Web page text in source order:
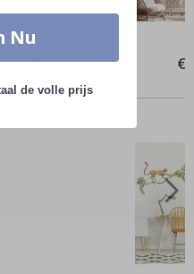
€
ook
Nu
de volle prijs